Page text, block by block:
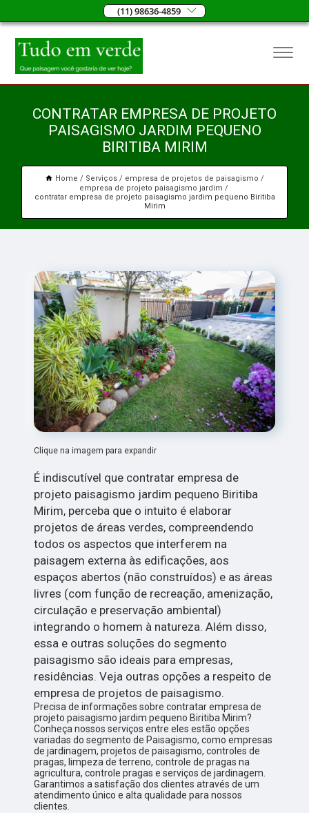
(11) 98636-4859
CONTRATAR EMPRESA DE PROJETO
PAISAGISMO JARDIM PEQUENO
BIRITIBA MIRIM
Home Serviços
empresa de projetos de paisagismo
empresa de projeto paisagismo jardim
contratar empresa de projeto paisagismo jardim pequeno Biritiba
Mirim
Clique na imagem para expandir
É indiscutível que contratar empresa de
projeto paisagismo jardim pequeno Biritiba
Mirim, perceba que o intuito é elaborar
projetos de áreas verdes, compreendendo
todos os aspectos que interferem na
paisagem externa às edificações, aos
espaços abertos (não construídos) e as áreas
livres (com função de recreação, amenização,
circulação e preservação ambiental)
integrando o homem à natureza. Além disso,
essa e outras soluções do segmento
paisagismo são ideais para empresas,
residências. Veja outras opções a respeito de
empresa de projetos de paisagismo.
Precisa de informações sobre contratar empresa de
projeto paisagismo jardim pequeno Biritiba Mirim?
Conheça nossos serviços entre eles estão opções
variadas do segmento de Paisagismo, como empresas
de jardinagem, projetos de paisagismo, controles de
pragas, limpeza de terreno, controle de pragas na
agricultura, controle pragas e serviços de jardinagem.
Garantimos a satisfação dos clientes através de um
atendimento único e alta qualidade para nossos
clientes.